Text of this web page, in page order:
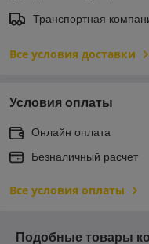
Транспортная
Все условия доставки
Условия оплаты
Онлайн оплата
Безналичный расчет
Все условия оплаты
Подобные товары